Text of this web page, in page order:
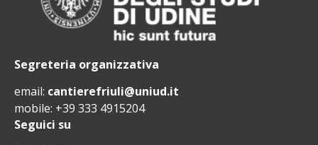
Segreteria organizzativa
email: cantierefriuli@uniud.it
mobile: +39 333 4915204
Seguici su